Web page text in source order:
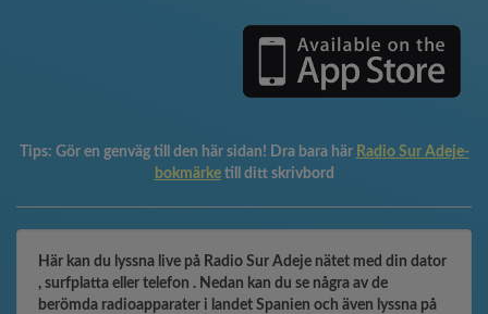
Tips: Gör en genväg till den här sidan! Dra bara här Radio Sur Adeje-
bokmärke till ditt skrivbord
Här kan du lyssna live på Radio Sur Adeje nätet med din dator
, surfplatta eller telefon . Nedan kan du se några av de
berömda radioapparater i landet Spanien och även lyssna på